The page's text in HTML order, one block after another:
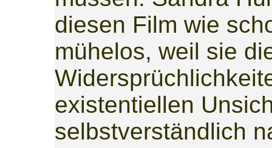
diesen Film wie
mühelos, weil sie
existentiellen
selbstverständlich